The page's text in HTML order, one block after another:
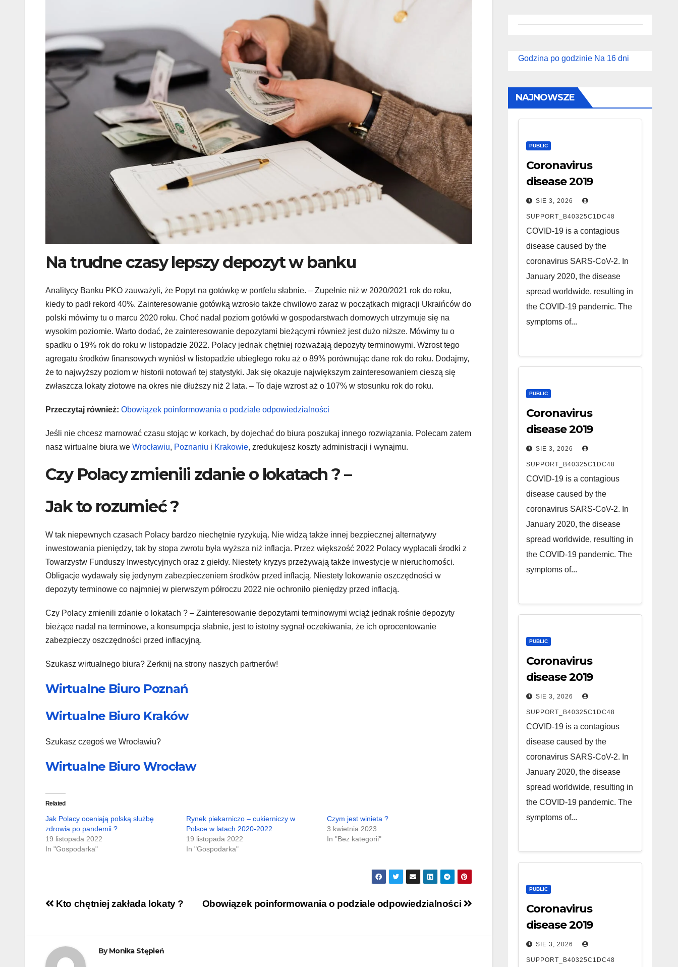
Na trudne czasy lepszy depozyt w banku
Analitycy Banku PKO zauważyli, że Popyt na gotówkę w portfelu słabnie. – Zupełnie niż w 2020/2021 rok do roku,
kiedy to padł rekord 40%. Zainteresowanie gotówką wzrosło także chwilowo zaraz w początkach migracji Ukraińców do
polski mówimy tu o marcu 2020 roku. Choć nadal poziom gotówki w gospodarstwach domowych utrzymuje się na
wysokim poziomie. Warto dodać, że zainteresowanie depozytami bieżącymi również jest dużo niższe. Mówimy tu o
spadku o 19% rok do roku w listopadzie 2022. Polacy jednak chętniej rozważają depozyty terminowymi. Wzrost tego
agregatu środków finansowych wyniósł w listopadzie ubiegłego roku aż o 89% porównując dane rok do roku. Dodajmy,
że to najwyższy poziom w historii notowań tej statystyki. Jak się okazuje największym zainteresowaniem cieszą się
zwłaszcza lokaty złotowe na okres nie dłuższy niż 2 lata. – To daje wzrost aż o 107% w stosunku rok do roku.
Przeczytaj również: Obowiązek poinformowania o podziale odpowiedzialności
Jeśli nie chcesz marnować czasu stojąc w korkach, by dojechać do biura poszukaj innego rozwiązania. Polecam zatem
nasz wirtualne biura we Wrocławiu, Poznaniu i Krakowie, zredukujesz koszty administracji i wynajmu.
Czy Polacy zmienili zdanie o lokatach ? –
Jak to rozumieć ?
W tak niepewnych czasach Polacy bardzo niechętnie ryzykują. Nie widzą także innej bezpiecznej alternatywy
inwestowania pieniędzy, tak by stopa zwrotu była wyższa niż inflacja. Przez większość 2022 Polacy wypłacali środki z
Towarzystw Funduszy Inwestycyjnych oraz z giełdy. Niestety kryzys przeżywają także inwestycje w nieruchomości.
Obligacje wydawały się jedynym zabezpieczeniem środków przed inflacją. Niestety lokowanie oszczędności w
depozyty terminowe co najmniej w pierwszym półroczu 2022 nie ochroniło pieniędzy przed inflacją.
Czy Polacy zmienili zdanie o lokatach ? – Zainteresowanie depozytami terminowymi wciąż jednak rośnie depozyty
bieżące nadal na terminowe, a konsumpcja słabnie, jest to istotny sygnał oczekiwania, że ich oprocentowanie
zabezpieczy oszczędności przed inflacyjną.
Szukasz wirtualnego biura? Zerknij na strony naszych partnerów!
Wirtualne Biuro Poznań
Wirtualne Biuro Kraków
Szukasz czegoś we Wrocławiu?
Wirtualne Biuro Wrocław
Related
Jak Polacy oceniają polską służbę
zdrowia po pandemii ?
19 listopada 2022
In "Gospodarka"
Rynek piekarniczo – cukierniczy w
Polsce w latach 2020-2022
19 listopada 2022
In "Gospodarka"
Czym jest winieta ?
3 kwietnia 2023
In "Bez kategorii"
Nawigacja
Obowiązek poinformowania o podziale odpowiedzialności
Kto chętniej zakłada lokaty ?
ByMonika Stępień
Godzina po godzinie Na 16 dni
NAJNOWSZE
PUBLIC
Coronavirus
disease 2019
SIE 3, 2026
SUPPORT_B40325C1DC48
COVID-19 is a contagious
disease caused by the
coronavirus SARS-CoV-2. In
January 2020, the disease
spread worldwide, resulting in
the COVID-19 pandemic. The
symptoms of...
PUBLIC
Coronavirus
disease 2019
SIE 3, 2026
SUPPORT_B40325C1DC48
COVID-19 is a contagious
disease caused by the
coronavirus SARS-CoV-2. In
January 2020, the disease
spread worldwide, resulting in
the COVID-19 pandemic. The
symptoms of...
PUBLIC
Coronavirus
disease 2019
SIE 3, 2026
SUPPORT_B40325C1DC48
COVID-19 is a contagious
disease caused by the
coronavirus SARS-CoV-2. In
January 2020, the disease
spread worldwide, resulting in
the COVID-19 pandemic. The
symptoms of...
PUBLIC
Coronavirus
disease 2019
SIE 3, 2026
SUPPORT_B40325C1DC48